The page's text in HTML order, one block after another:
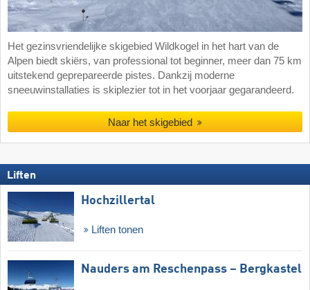
Het gezinsvriendelijke skigebied Wildkogel in het hart van de
Alpen biedt skiërs, van professional tot beginner, meer dan 75 km
uitstekend geprepareerde pistes. Dankzij moderne
sneeuwinstallaties is skiplezier tot in het voorjaar gegarandeerd.
Naar het skigebied
Liften
Hochzillertal
Liften tonen
Nauders am Reschenpass – Bergkastel